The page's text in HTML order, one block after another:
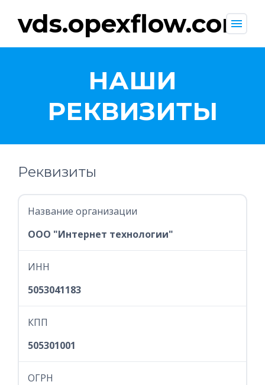
vds.opexflow.com
menu
НАШИ
РЕКВИЗИТЫ
Реквизиты
Название организации
ООО "Интернет технологии"
ИНН
5053041183
КПП
505301001
ОГРН